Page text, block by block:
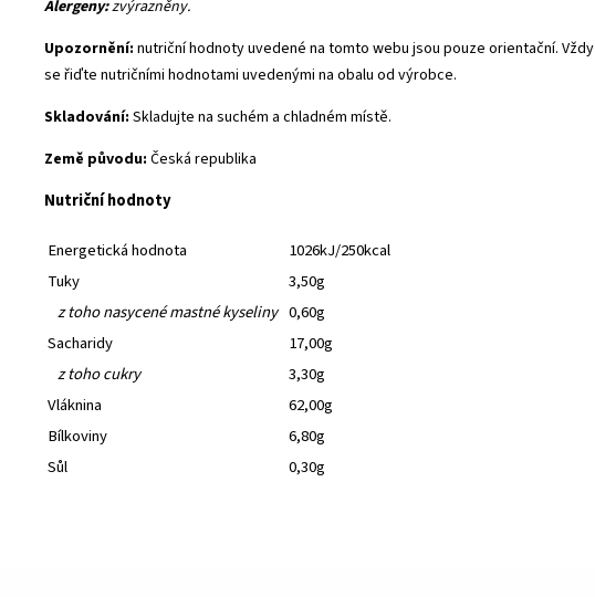
Alergeny:zvýrazněny.
Upozornění: nutriční hodnoty uvedené na tomto webu jsou pouze orientační. Vždy
se řiďte nutričními hodnotami uvedenými na obalu od výrobce.
Skladování: Skladujte na suchém a chladném místě.
Země původu: Česká republika
Nutriční hodnoty
Energetická hodnota
1026kJ/250kcal
Tuky
3,50g
z toho nasycené mastné kyseliny 0,60g
Sacharidy
17,00g
z toho cukry
3,30g
Vláknina
62,00g
Bílkoviny
6,80g
Sůl
0,30g